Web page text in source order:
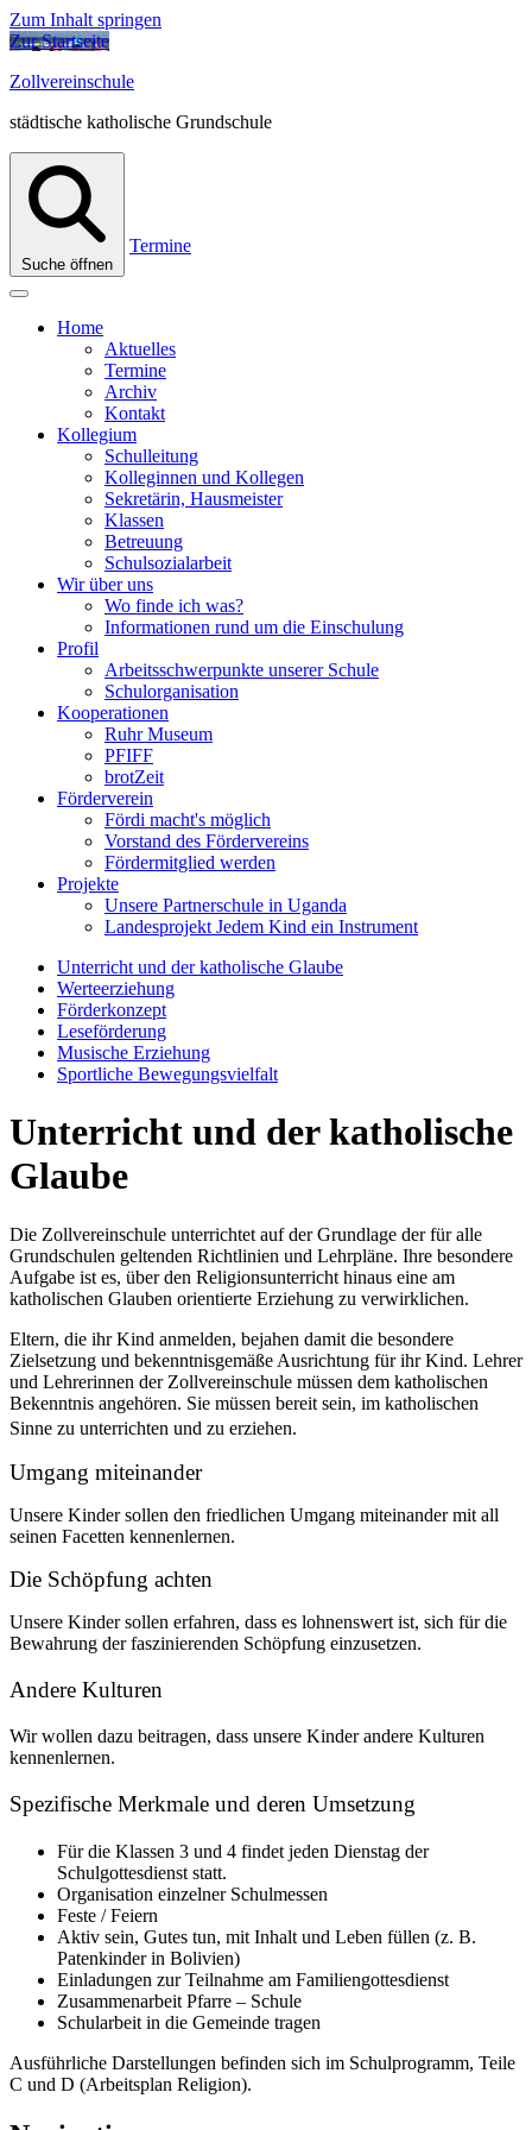
Zum Inhalt springen
Zur Startseite
Zollvereinschule
städtische katholische Grundschule
Suche öffnen
Termine
Home
Aktuelles
Termine
Archiv
Kontakt
Kollegium
Schulleitung
Kolleginnen und Kollegen
Sekretärin, Hausmeister
Klassen
Betreuung
Schulsozialarbeit
Wir über uns
Wo finde ich was?
Informationen rund um die Einschulung
Profil
Arbeitsschwerpunkte unserer Schule
Schulorganisation
Kooperationen
Ruhr Museum
PFIFF
brotZeit
Förderverein
Fördi macht's möglich
Vorstand des Fördervereins
Fördermitglied werden
Projekte
Unsere Partnerschule in Uganda
Landesprojekt Jedem Kind ein Instrument
Unterricht und der katholische Glaube
Werteerziehung
Förderkonzept
Leseförderung
Musische Erziehung
Sportliche Bewegungsvielfalt
Unterricht und der katholische
Glaube
Die Zollvereinschule unterrichtet auf der Grundlage der für alle
Grundschulen geltenden Richtlinien und Lehrpläne. Ihre besondere
Aufgabe ist es, über den Religionsunterricht hinaus eine am
katholischen Glauben orientierte Erziehung zu verwirklichen.
Eltern, die ihr Kind anmelden, bejahen damit die besondere
Zielsetzung und bekenntnisgemäße Ausrichtung für ihr Kind. Lehrer
und Lehrerinnen der Zollvereinschule müssen dem katholischen
Bekenntnis angehören. Sie müssen bereit sein, im katholischen
Sinne zu unterrichten und zu erziehen.
Umgang miteinander
Unsere Kinder sollen den friedlichen Umgang miteinander mit all
seinen Facetten kennenlernen.
Die Schöpfung achten
Unsere Kinder sollen erfahren, dass es lohnenswert ist, sich für die
Bewahrung der faszinierenden Schöpfung einzusetzen.
Andere Kulturen
Wir wollen dazu beitragen, dass unsere Kinder andere Kulturen
kennenlernen.
Spezifische Merkmale und deren Umsetzung
Für die Klassen 3 und 4 findet jeden Dienstag der
Schulgottesdienst statt.
Organisation einzelner Schulmessen
Feste / Feiern
Aktiv sein, Gutes tun, mit Inhalt und Leben füllen (z. B.
Patenkinder in Bolivien)
Einladungen zur Teilnahme am Familiengottesdienst
Zusammenarbeit Pfarre – Schule
Schularbeit in die Gemeinde tragen
Ausführliche Darstellungen befinden sich im Schulprogramm, Teile
C und D (Arbeitsplan Religion).